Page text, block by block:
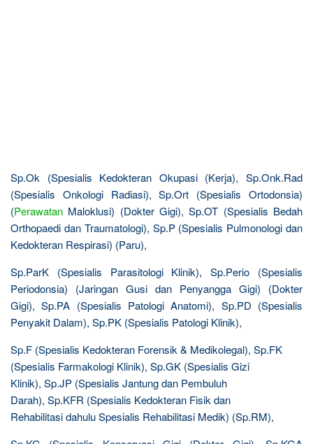
Sp.Ok (Spesialis Kedokteran Okupasi (Kerja), Sp.Onk.Rad
(Spesialis Onkologi Radiasi), Sp.Ort (Spesialis Ortodonsia)
(Perawatan Maloklusi) (Dokter Gigi), Sp.OT (Spesialis Bedah
Orthopaedi dan Traumatologi), Sp.P (Spesialis Pulmonologi dan
Kedokteran Respirasi) (Paru),
Sp.ParK (Spesialis Parasitologi Klinik), Sp.Perio (Spesialis
Periodonsia) (Jaringan Gusi dan Penyangga Gigi) (Dokter
Gigi), Sp.PA (Spesialis Patologi Anatomi), Sp.PD (Spesialis
Penyakit Dalam), Sp.PK (Spesialis Patologi Klinik),
Sp.F (Spesialis Kedokteran Forensik & Medikolegal), Sp.FK
(Spesialis Farmakologi Klinik), Sp.GK (Spesialis Gizi
Klinik), Sp.JP (Spesialis Jantung dan Pembuluh
Darah), Sp.KFR (Spesialis Kedokteran Fisik dan
Rehabilitasi dahulu Spesialis Rehabilitasi Medik) (Sp.RM),